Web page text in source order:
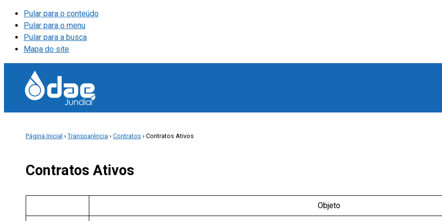
Pular para o conteúdo
Pular para o menu
Pular para a busca
Mapa do site
Página Inicial › Transparência › Contratos › Contratos Ativos
Contratos Ativos
Objeto